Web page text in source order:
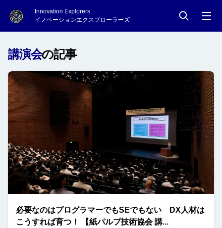
Innovation Explorers
イノベーションエクスプローラーズ
講演会の記事
必要なのはプログラマーでもSEでもない DX人材は
こうすれば育つ！ 【紙パルプ技術協会 講...